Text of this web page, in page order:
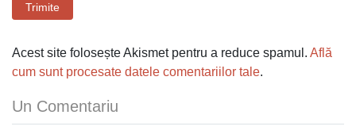
Trimite
Acest site folosește Akismet pentru a reduce spamul. Află
cum sunt procesate datele comentariilor tale.
Un Comentariu